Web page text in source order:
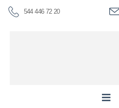
544 446 72 20